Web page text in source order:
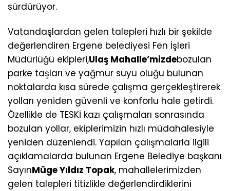
sürdürüyor.
Vatandaşlardan gelen talepleri hızlı bir şekilde
değerlendiren Ergene belediyesi Fen İşleri
Müdürlüğü ekipleri,Ulaş Mahalle’mizdebozulan
parke taşları ve yağmur suyu oluğu bulunan
noktalarda kısa sürede çalışma gerçekleştirerek
yolları yeniden güvenli ve konforlu hale getirdi.
Özellikle de TESKİ kazı çalışmaları sonrasında
bozulan yollar, ekiplerimizin hızlı müdahalesiyle
yeniden düzenlendi. Yapılan çalışmalarla ilgili
açıklamalarda bulunan Ergene Belediye başkanı
SayınMüge Yıldız Topak, mahallelerimizden
gelen talepleri titizlikle değerlendirdiklerini